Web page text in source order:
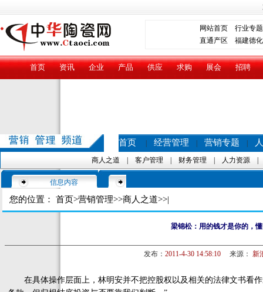
网站首页
行业专题
直通产区 福建德化
首页 资讯 企业 产品 供应 求购 展会 招聘
首页 经营管理 营销专题
商人之道 客户管理 财务管理 人力资源
信息内容
您的位置： 首页>营销管理>>商人之道>>|
梁锦松：用的钱才是你的，
发布： 2011-4-30 14:58:10 来源： 新
在具体操作层面上，林明安并不把控股权以及相关的法律文书看作